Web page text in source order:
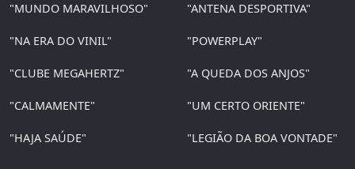
"MUNDO MARAVILHOSO" "ANTENA DESPORTIVA"
"NA ERA DO VINIL" "POWERPLAY"
"CLUBE MEGAHERTZ" "A QUEDA DOS ANJOS"
"CALMAMENTE" "UM CERTO ORIENTE"
"HAJA SAÚDE" "LEGIÃO DA BOA VONTADE"